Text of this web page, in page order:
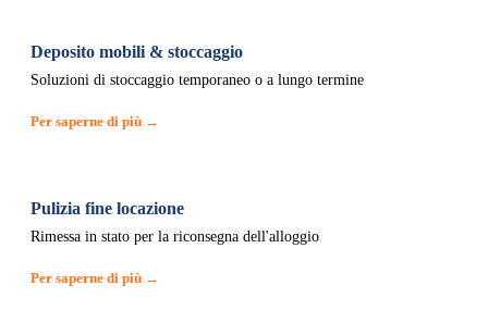
Deposito mobili & stoccaggio
Soluzioni di stoccaggio temporaneo o a lungo termine
Per saperne di più →
Pulizia fine locazione
Rimessa in stato per la riconsegna dell'alloggio
Per saperne di più →